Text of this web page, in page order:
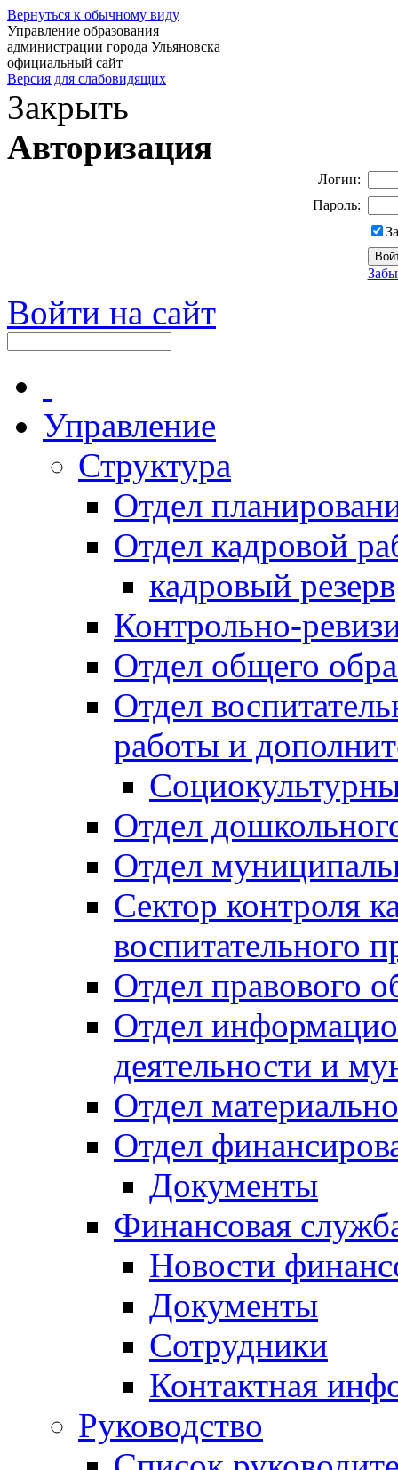
Вернуться к обычному виду
Управление образования
администрации города Ульяновска
официальный сайт
Версия для слабовидящих
Закрыть
Авторизация
Логин:
Пароль:
Войти на сайт
Управление
Структура
Отдел
Отдел кадровой
кадровый резерв
Контрольно-
Отдел общего
Отдел
работы и
Отдел
Отдел
Сектор контроля
воспитательного
Отдел правового
Отдел
деятельности и
Отдел
Отдел
Документы
Финансовая
Новости
Документы
Сотрудники
Контактная
Руководство